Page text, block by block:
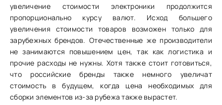
увеличение стоимости электроники продолжится
пропорционально курсу валют. Исход большего
увеличения стоимости товаров возможен только для
зарубежных брендов. Отечественные же производители
не занимаются повышением цен, так как логистика и
прочие расходы не нужны. Хотя также стоит готовиться,
что российские бренды также немного увеличат
стоимость в будущем, когда цена необходимых для
сборки элементов из-за рубежа также вырастет.